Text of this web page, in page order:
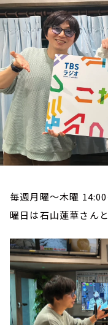
お知らせ
イベント・グ
YouTube
会社情報
毎週月曜～木曜
曜日は石山蓮華さん